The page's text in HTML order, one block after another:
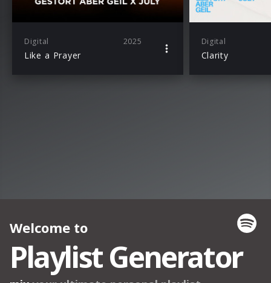
Digital 2025
Like a Prayer
Digital
Clarity